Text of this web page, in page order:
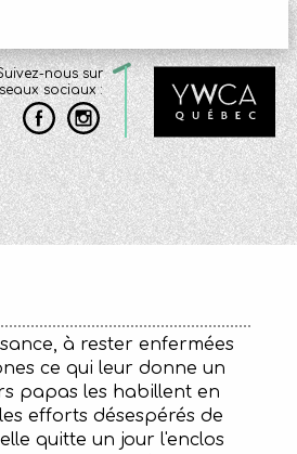
nous sur
sociaux :
à rester enfermées
ce qui leur donne un
papas les habillent en
efforts désespérés de
quitte un jour l'enclos